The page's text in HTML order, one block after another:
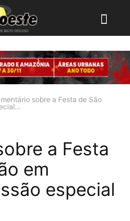
sobre a Festa de São
a Festa
em
especial